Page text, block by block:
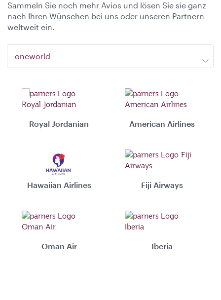
Sammeln Sie noch mehr Avios und lösen Sie sie ganz
nach Ihren Wünschen bei uns oder unseren Partnern
weltweit ein.
oneworld
Royal Jordanian American Airlines
Hawaiian Airlines Fiji Airways
Oman Air Iberia